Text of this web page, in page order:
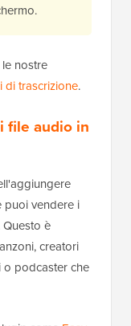
nostre
di trascrizione.
file audio in
puoi vendere i
è
creatori
podcaster che